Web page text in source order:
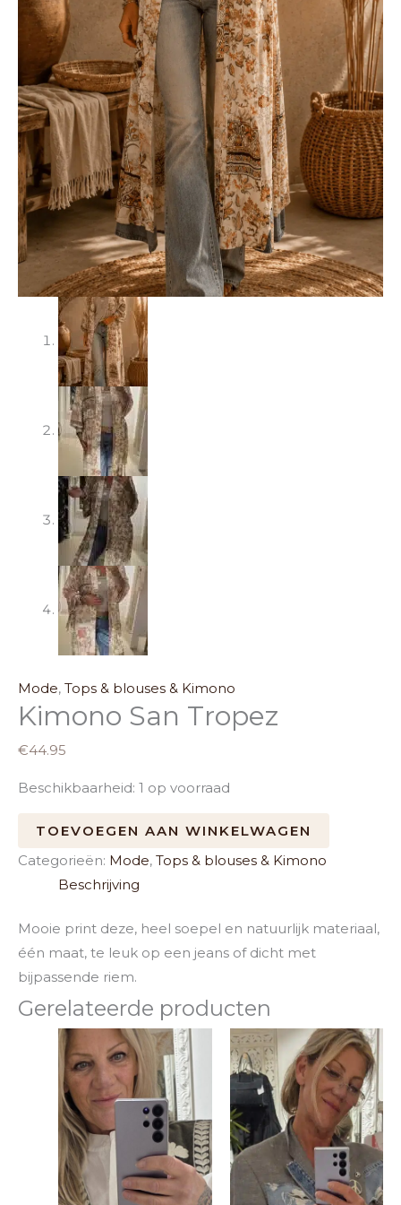
Mode, Tops & blouses & Kimono
Kimono San Tropez
€44.95
Beschikbaarheid: 1 op voorraad
TOEVOEGEN AAN WINKELWAGEN
Categorieën: Mode, Tops & blouses & Kimono
Beschrijving
Mooie print deze, heel soepel en natuurlijk materiaal,
één maat, te leuk op een jeans of dicht met
bijpassende riem.
Gerelateerde producten
Dit
product
heeft
meerdere
variaties.
Deze
optie
Dit
product
heeft
variaties.
Deze
optie